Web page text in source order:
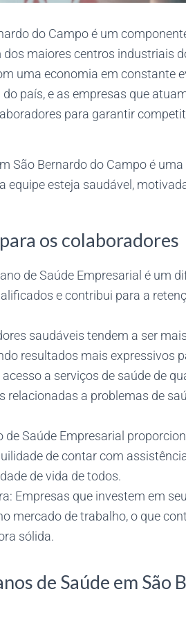
do Campo é um
maiores centros industriais
uma economia em constante
país, e as empresas que
para garantir
São Bernardo do Campo é
equipe esteja saudável,
os colaboradores
de Saúde Empresarial é um
e contribui para a
saudáveis tendem a ser
resultados mais expressivos
a serviços de saúde de
relacionadas a problemas de
de Saúde Empresarial
de contar com
de vida de todos.
Empresas que investem em
mercado de trabalho, o que
sólida.
de Saúde em São